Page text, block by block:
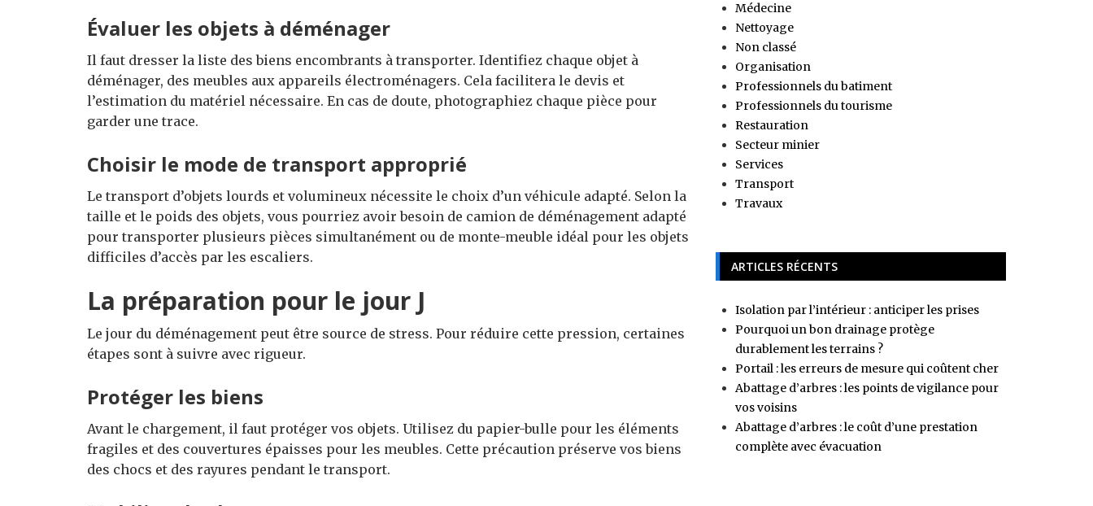
Évaluer les objets à déménager
Il faut dresser la liste des biens encombrants à transporter. Identifiez chaque objet à
déménager, des meubles aux appareils électroménagers. Cela facilitera le devis et
l’estimation du matériel nécessaire. En cas de doute, photographiez chaque pièce pour
garder une trace.
Choisir le mode de transport approprié
Le transport d’objets lourds et volumineux nécessite le choix d’un véhicule adapté. Selon la
taille et le poids des objets, vous pourriez avoir besoin de camion de déménagement adapté
pour transporter plusieurs pièces simultanément ou de monte-meuble idéal pour les objets
difficiles d’accès par les escaliers.
La préparation pour le jour J
Le jour du déménagement peut être source de stress. Pour réduire cette pression, certaines
étapes sont à suivre avec rigueur.
Protéger les biens
Avant le chargement, il faut protéger vos objets. Utilisez du papier-bulle pour les éléments
fragiles et des couvertures épaisses pour les meubles. Cette précaution préserve vos biens
des chocs et des rayures pendant le transport.
Médecine
Nettoyage
Non classé
Organisation
Professionnels du batiment
Professionnels du tourisme
Restauration
Secteur minier
Services
Transport
Travaux
ARTICLES RÉCENTS
Isolation par l’intérieur : anticiper les prises
Pourquoi un bon drainage protège
durablement les terrains ?
Portail : les erreurs de mesure qui coûtent cher
Abattage d’arbres : les points de vigilance pour
vos voisins
Abattage d’arbres : le coût d’une prestation
complète avec évacuation